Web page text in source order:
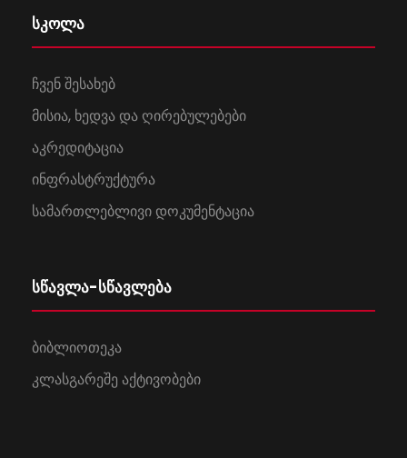
სკოლა
ჩვენ შესახებ
მისია, ხედვა და ღირებულებები
აკრედიტაცია
ინფრასტრუქტურა
სამართლებლივი დოკუმენტაცია
სწავლა-სწავლება
ბიბლიოთეკა
კლასგარეშე აქტივობები